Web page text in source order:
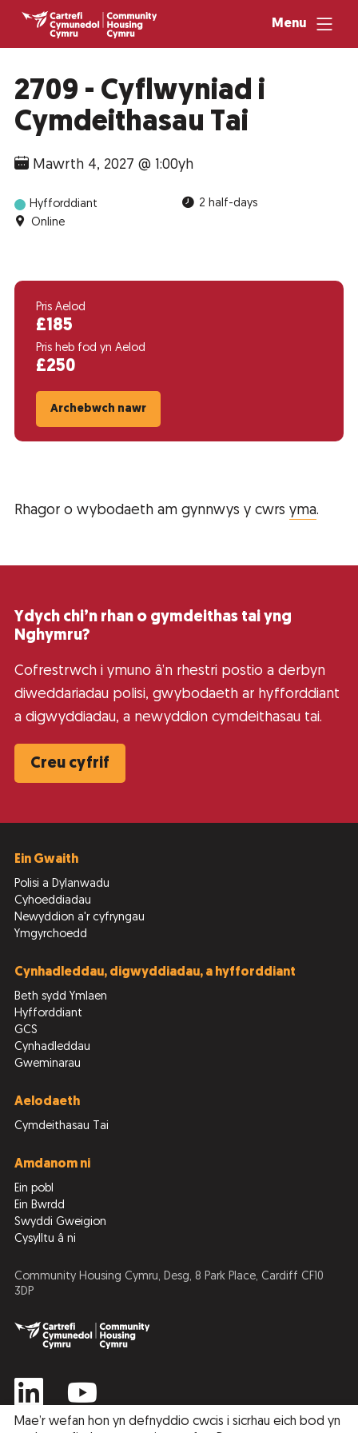
Menu
2709 - Cyflwyniad i
Cymdeithasau Tai
Mawrth 4, 2027 @ 1:00yh
Hyfforddiant
2 half-days
Online
Pris Aelod
£185
Pris heb fod yn Aelod
£250
Archebwch nawr
Rhagor o wybodaeth am gynnwys y cwrs yma.
Ydych chi’n rhan o gymdeithas tai yng
Nghymru?
Cofrestrwch i ymuno â’n rhestri postio a derbyn
diweddariadau polisi, gwybodaeth ar hyfforddiant
a digwyddiadau, a newyddion cymdeithasau tai.
Creu cyfrif
Ein Gwaith
Polisi a Dylanwadu
Cyhoeddiadau
Newyddion a'r cyfryngau
Ymgyrchoedd
Cynhadleddau, digwyddiadau, a hyfforddiant
Beth sydd Ymlaen
Hyfforddiant
GCS
Cynhadleddau
Gweminarau
Aelodaeth
Cymdeithasau Tai
Amdanom ni
Ein pobl
Ein Bwrdd
Swyddi Gweigion
Cysylltu â ni
Community Housing Cymru, Desg, 8 Park Place, Cardiff CF10
3DP
Mae’r wefan hon yn defnyddio cwcis i sicrhau eich bod yn